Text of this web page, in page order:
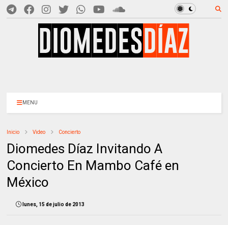
MENU
Inicio Video Concierto
Diomedes Díaz Invitando A
Concierto En Mambo Café en
México
lunes, 15 de julio de 2013